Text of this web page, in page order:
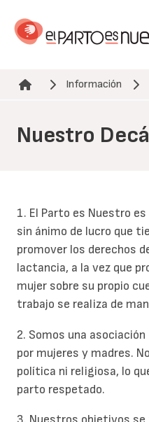
contenido
Ruta de navegación
Información
Nuestro
1. El Parto es Nuestro
sin ánimo de lucro que
promover los derechos
lactancia, a la vez que
mujer sobre su propio
trabajo se realiza de
2. Somos una
por mujeres y madres.
política ni religiosa, lo
parto respetado.